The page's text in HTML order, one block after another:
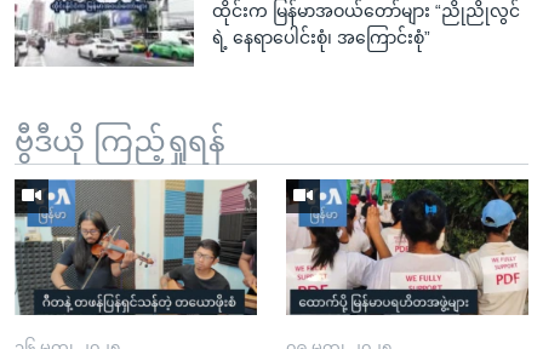
ထိုင်းက မြန်မာအဝယ်တော်များ “ညိုညိုလွင်
ရဲ့ နေရာပေါင်းစုံ၊ အကြောင်းစုံ”
ဗွီဒီယို ကြည့်ရှုရန်